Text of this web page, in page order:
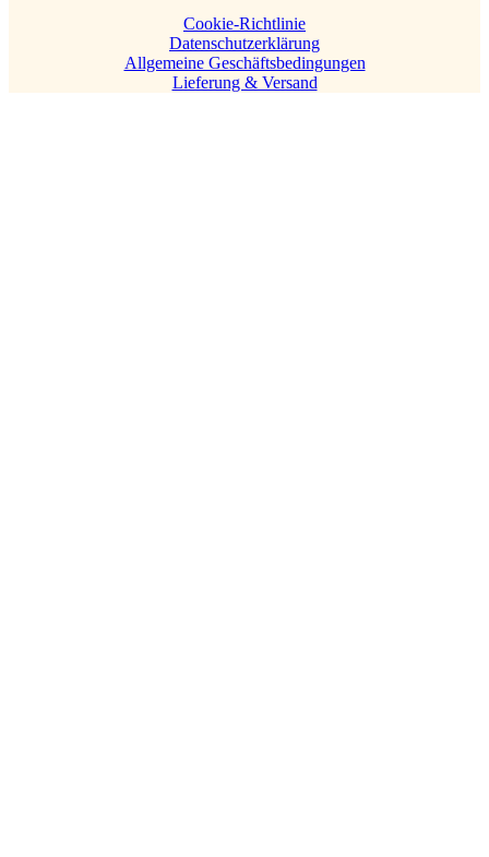
Cookie-Richtlinie
Datenschutzerklärung
Allgemeine Geschäftsbedingungen
Lieferung & Versand